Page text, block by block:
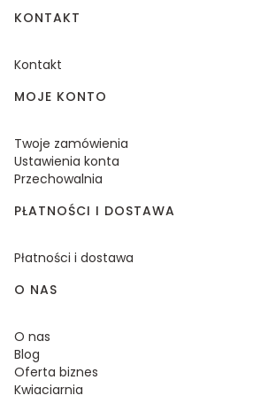
KONTAKT
Kontakt
MOJE KONTO
Twoje zamówienia
Ustawienia konta
Przechowalnia
PŁATNOŚCI I DOSTAWA
Płatności i dostawa
O NAS
O nas
Blog
Oferta biznes
Kwiaciarnia